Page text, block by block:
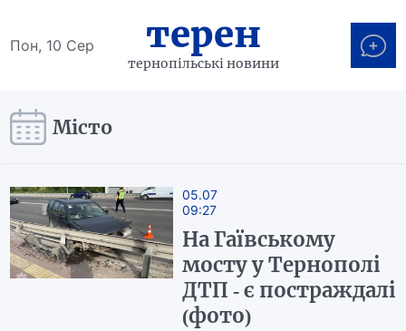
Пон, 10 Сер терен
тернопільські новини
Місто
05.07
09:27
На Гаївському
мосту у Тернополі
ДТП - є постраждалі
(фото)